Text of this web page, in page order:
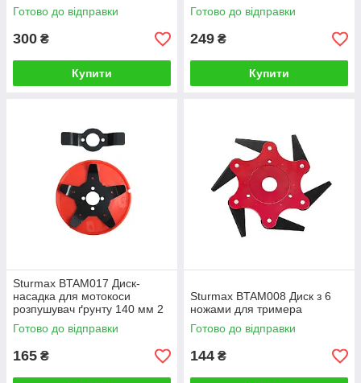
тримера 255мм 40 зубів
Готово до відправки
300 ₴
Купити
Готово до відправки
249 ₴
Купити
Sturmax BTAM017 Диск-
насадка для мотокоси
розпушувач ґрунту 140 мм 2
компл. ножів
Готово до відправки
165 ₴
Sturmax BTAM008 Диск з 6
ножами для тримера
Готово до відправки
144 ₴